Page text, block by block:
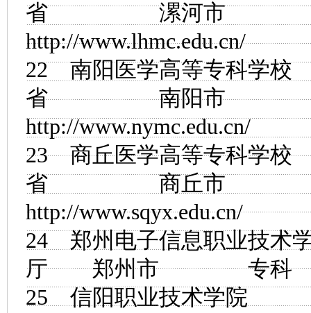
省 漯河市
http://www.lhmc.edu.cn/
22南阳医学高等专科学校
省 南阳市
http://www.nymc.edu.cn/
23商丘医学高等专科学校
省 商丘市
http://www.sqyx.edu.cn/
24 郑州电子信息职业技术
厅 郑州市
25 信阳职业技术学院